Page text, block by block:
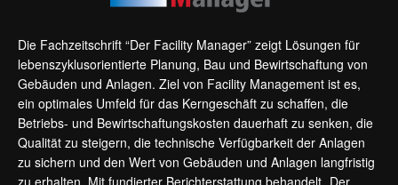
Die Fachzeitschrift “Der Facility Manager” zeigt Lösungen für
lebenszyklusorientierte Planung, Bau und Bewirtschaftung von
Gebäuden und Anlagen. Ziel von Facility Management ist es,
ein optimales Umfeld für das Kerngeschäft zu schaffen, die
Betriebs- und Bewirtschaftungskosten dauerhaft zu senken, die
Qualität zu steigern, die technische Verfügbarkeit der Anlagen
zu sichern und den Wert von Gebäuden und Anlagen langfristig
zu erhalten. Mit fundierter Berichterstattung behandelt „Der